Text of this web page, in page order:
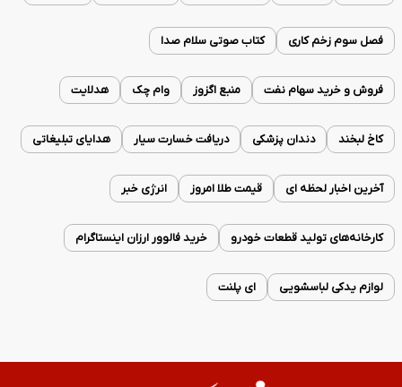
فصل سوم زخم کاری کتاب صوتی سلام صدا
فروش و خرید سهام نفت منبع اگزوز وام چک هدلایت
کاخ لبخند دندان پزشکی دریافت خسارت سیار هدایای تبلیغاتی
آخرین اخبار لحظه ای قیمت طلا امروز انرژی خبر
کارخانه‌های تولید قطعات خودرو خرید فالوور ارزان اینستاگرام
لوازم یدکی لباسشویی ای پلنت